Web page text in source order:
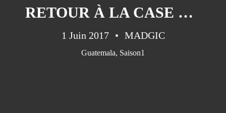
RETOUR À LA CASE DÉPART...
1 Juin 2017 MADGIC
Guatemala, Saison1